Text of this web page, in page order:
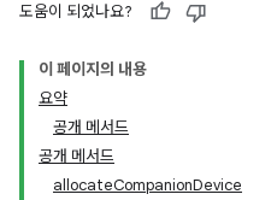
도움이 되었나요?
이 페이지의 내용
요약
공개 메서드
공개 메서드
allocateCompanionDevice